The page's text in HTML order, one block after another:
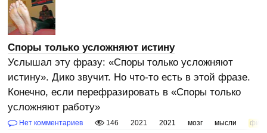
Споры только усложняют истину
Услышал эту фразу: «Споры только усложняют
истину». Дико звучит. Но что-то есть в этой фразе.
Конечно, если перефразировать в «Споры только
усложняют работу»
Нет комментариев 146 2021 2021 мозг мысли